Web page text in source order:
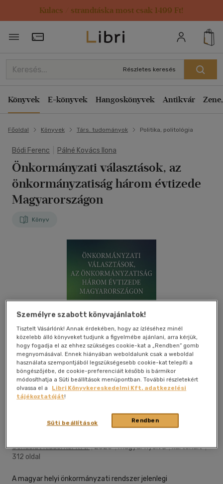
Kulacs / strandtáska most csak 1499 Ft!
Törzsvásárlói Kártya adatai
Részletes keresés
Könyvek E-könyvek Hangoskönyvek Antikvár
Főoldal Könyvek Társ. tudományok Politika, politológia
Bódi Ferenc Pálné Kovács Ilona
Önkormányzati választások, az
önkormányzatiság három évtizede
Magyarországon
Könyv
Gondolat Kiadói Kör Kft.|2025|magyar nyelvű|kartonált|
312 oldal
A magyar helyi önkormányzati rendszer jelenlegi
Személyre szabott könyvajánlatok!
Tisztelt Vásárlónk! Annak érdekében, hogy az ízléséhez minél
közelebb álló könyveket tudjunk a figyelmébe ajánlani, arra kérjük,
hogy fogadja el az ehhez szükséges cookie-kat a „Rendben” gomb
megnyomásával. Ennek hiányában weboldalunk csak a weboldal
használata szempontjából legszükségesebb cookie-kat telepíti a
böngészőjébe, de cookie-preferenciáit később is bármikor
módosíthatja a Süti beállítások menüpontban. További részletekért
olvassa el a
Libri Könyvkereskedelmi Kft. adatkezelési
tájékoztatóját!
Rendben
Süti beállítások